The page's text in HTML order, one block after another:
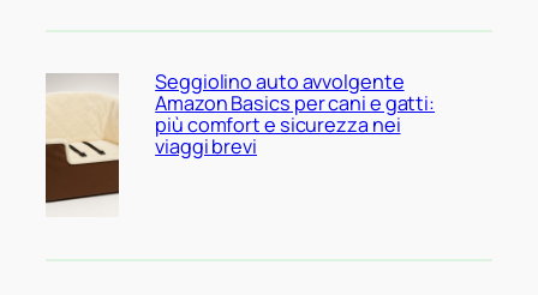
Seggiolino auto avvolgente
Amazon Basics per cani e gatti:
più comfort e sicurezza nei
viaggi brevi